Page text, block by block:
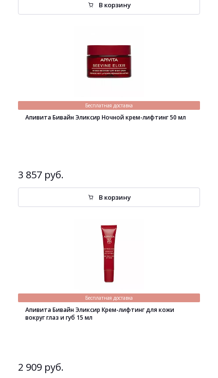
В корзину
Бесплатная доставка
Апивита Бивайн Эликсир Ночной крем-лифтинг 50 мл
3 857 руб.
В корзину
Бесплатная доставка
Апивита Бивайн Эликсир Крем-лифтинг для кожи
вокруг глаз и губ 15 мл
2 909 руб.